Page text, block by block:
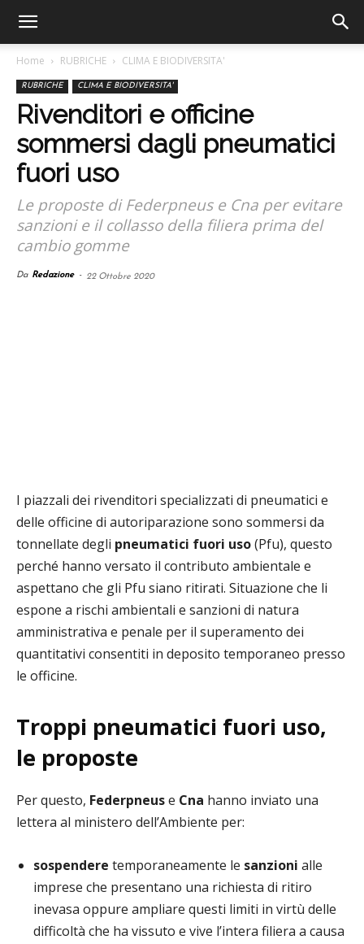
Home RUBRICHE CLIMA E BIODIVERSITA'
RUBRICHE CLIMA E BIODIVERSITA'
Rivenditori e officine
sommersi dagli pneumatici
fuori uso
Le proposte di Federpneus e Cna per evitare
sanzioni e il collasso della filiera prima del
cambio gomme
Da Redazione - 22 Ottobre 2020
I piazzali dei rivenditori specializzati di pneumatici e
delle officine di autoriparazione sono sommersi da
tonnellate degli pneumatici fuori uso(Pfu), questo
perché hanno versato il contributo ambientale e
aspettano che gli Pfu siano ritirati. Situazione che li
espone a rischi ambientali e sanzioni di natura
amministrativa e penale per il superamento dei
quantitativi consentiti in deposito temporaneo presso
le officine.
Troppi pneumatici fuori uso,
le proposte
Per questo, Federpneuse Cna hanno inviato una
lettera al ministero dell’Ambiente per:
sospendere temporaneamente le sanzioni alle
imprese che presentano una richiesta di ritiro
inevasa oppure ampliare questi limiti in virtù delle
difficoltà che ha vissuto e vive l’intera filiera a causa